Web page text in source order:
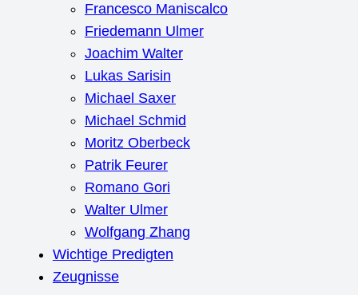
Francesco Maniscalco
Friedemann Ulmer
Joachim Walter
Lukas Sarisin
Michael Saxer
Michael Schmid
Moritz Oberbeck
Patrik Feurer
Romano Gori
Walter Ulmer
Wolfgang Zhang
Wichtige Predigten
Zeugnisse